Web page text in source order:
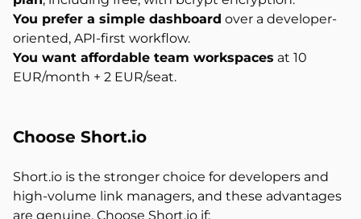
You prefer a simple dashboard over a developer-
oriented, API-first workflow.
You want affordable team workspaces at 10
EUR/month + 2 EUR/seat.
Choose Short.io
Short.io is the stronger choice for developers and
high-volume link managers, and these advantages
are genuine. Choose Short.io if: